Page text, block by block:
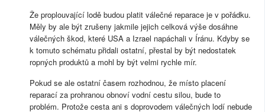
Že proplouvající lodě budou platit válečné reparace je v pořádku.
Měly by ale být zrušeny jakmile jejich celková výše dosáhne
válečných škod, které USA a Izrael napáchali v Íránu. Kdyby se
k tomuto schématu přidali ostatní, přestal by být nedostatek
ropných produktů a mohl by být velmi rychle mír.
Pokud se ale ostatní časem rozhodnou, že místo placení
reparací za prohranou obnoví vodní cestu silou, bude to
problém. Protože cesta ani s doprovodem válečných lodí nebude